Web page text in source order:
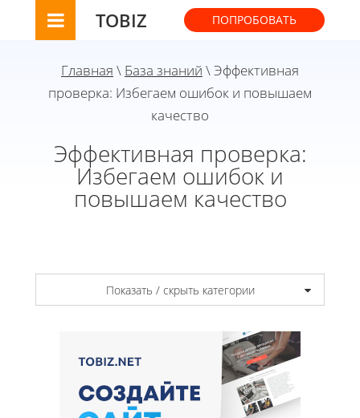
TOBIZ ПОПРОБОВАТЬ
Главная \ База знаний \ Эффективная
проверка: Избегаем ошибок и повышаем
качество
Эффективная проверка:
Избегаем ошибок и
повышаем качество
Показать / скрыть категории